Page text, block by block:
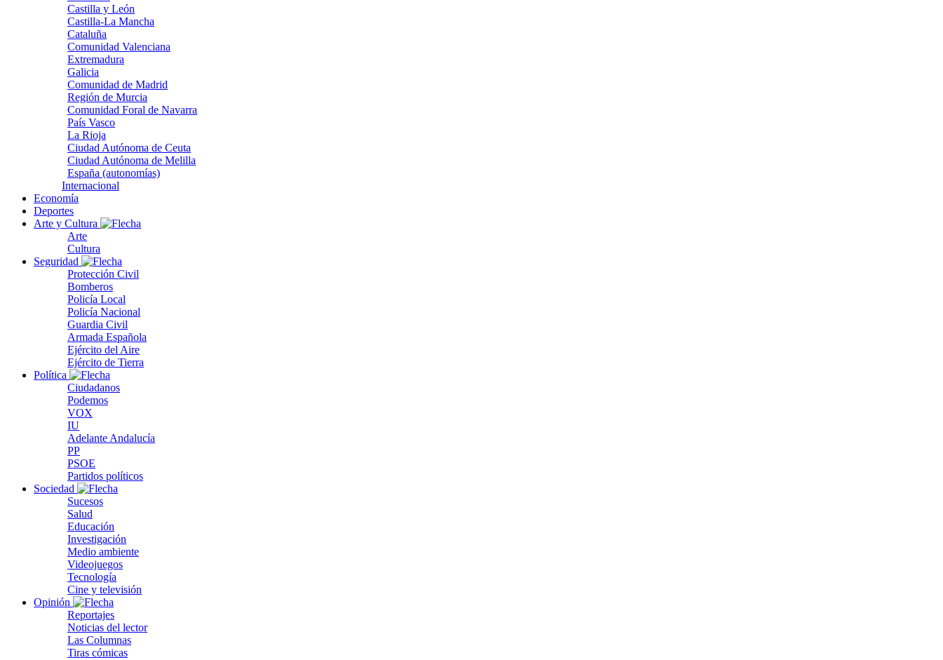
Castilla y León
Castilla-La Mancha
Cataluña
Comunidad Valenciana
Extremadura
Galicia
Comunidad de Madrid
Región de Murcia
Comunidad Foral de Navarra
País Vasco
La Rioja
Ciudad Autónoma de Ceuta
Ciudad Autónoma de Melilla
España (autonomías)
Internacional
Economía
Deportes
Arte y Cultura
Arte
Cultura
Seguridad
Protección Civil
Bomberos
Policía Local
Policía Nacional
Guardia Civil
Armada Española
Ejército del Aire
Ejército de Tierra
Política
Ciudadanos
Podemos
VOX
IU
Adelante Andalucía
PP
PSOE
Partidos políticos
Sociedad
Sucesos
Salud
Educación
Investigación
Medio ambiente
Videojuegos
Tecnología
Cine y televisión
Opinión
Reportajes
Noticias del lector
Las Columnas
Tiras cómicas